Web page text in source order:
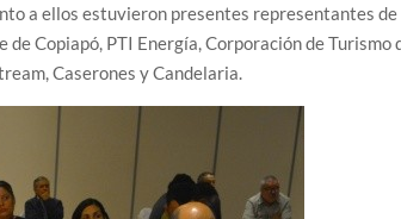
a ellos estuvieron presentes representantes de
Copiapó, PTI Energía, Corporación de Turismo
Caserones y Candelaria.